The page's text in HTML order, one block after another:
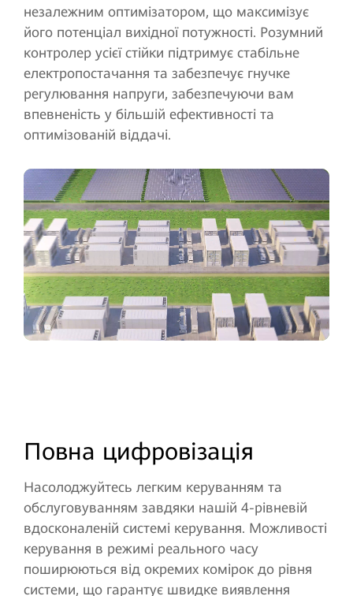
незалежним оптимізатором, що максимізує
його потенціал вихідної потужності. Розумний
контролер усієї стійки підтримує стабільне
електропостачання та забезпечує гнучке
регулювання напруги, забезпечуючи вам
впевненість у більшій ефективності та
оптимізованій віддачі.
Повна цифровізація
Насолоджуйтесь легким керуванням та
обслуговуванням завдяки нашій 4-рівневій
вдосконаленій системі керування. Можливості
керування в режимі реального часу
поширюються від окремих комірок до рівня
системи, що гарантує швидке виявлення